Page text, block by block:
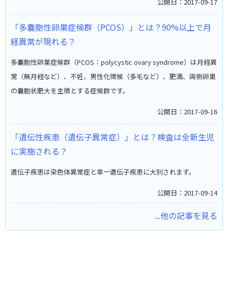
「多嚢胞性卵巣症候群（PCOS）」とは？90%以上で月
経異常が現れる？
多嚢胞性卵巣症候群（PCOS：polycystic ovary syndrome）は月経異
常（無月経など）、不妊、男性化徴候（多毛など）、肥満、両側卵巣
の嚢胞状肥大を主徴とする症候群です。
公開日：2017-09-16
「遺伝性疾患（遺伝子異常症）」とは？検査は全新生児
に実施される？
遺伝子疾患は染色体異常症と単一遺伝子疾患に大別されます。
公開日：2017-09-14
...他の記事を見る